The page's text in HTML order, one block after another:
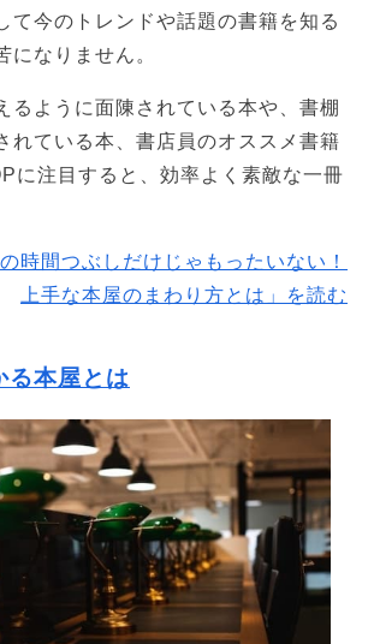
て今のトレンドや話題の書籍を知る
になりません。
るように面陳されている本や、書棚
れている本、書店員のオススメ書籍
に注目すると、効率よく素敵な一冊
時間つぶしだけじゃもったいない！
上手な本屋のまわり方とは」を読む
る本屋とは